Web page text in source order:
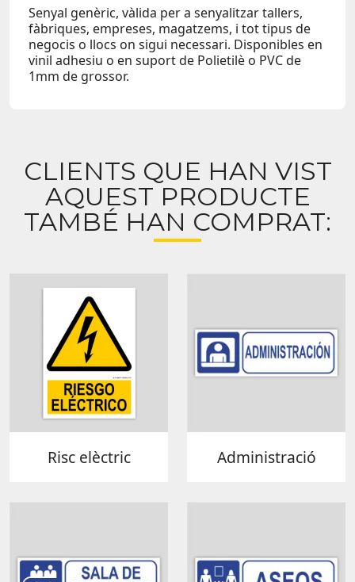
Senyal genèric, vàlida per a senyalitzar tallers,
fàbriques, empreses, magatzems, i tot tipus de
negocis o llocs on sigui necessari. Disponibles en
vinil adhesiu o en suport de Polietilè o PVC de
1mm de grossor.
CLIENTS QUE HAN VIST
AQUEST PRODUCTE
TAMBÉ HAN COMPRAT:
Risc elèctric Administració